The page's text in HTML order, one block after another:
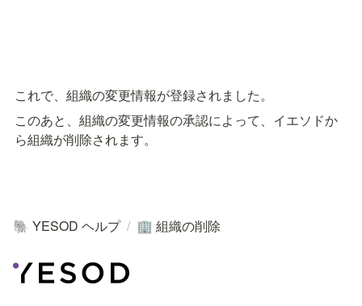
これで、組織の変更情報が登録されました。
このあと、組織の変更情報の承認によって、イエソドか
ら組織が削除されます。
🐘 YESOD ヘルプ / 🏢 組織の削除